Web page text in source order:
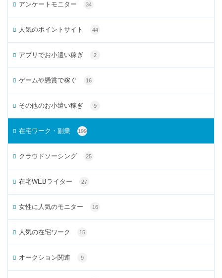
アンケートモニター 34
人気のポイントサイト 44
アプリでお小遣い稼ぎ 2
ゲームや懸賞で稼ぐ 16
その他のお小遣い稼ぎ 9
在宅ワーク・副業 199
クラウドソーシング 25
在宅WEBライター 27
女性に人気のモニター 16
人気の在宅ワーク 15
オークション関連 9